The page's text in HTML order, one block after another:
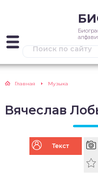
Главная Музыка
Вячеслав
Текст